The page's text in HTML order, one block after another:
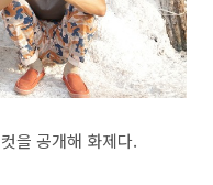
을 공개해 화제다.